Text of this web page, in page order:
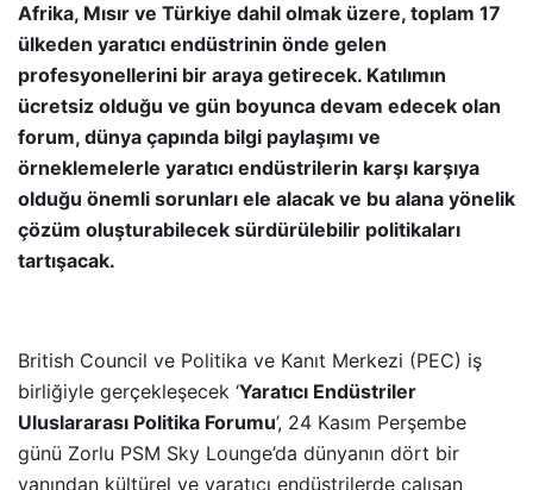
Afrika, Mısır ve Türkiye dahil olmak üzere, toplam 17
ülkeden yaratıcı endüstrinin önde gelen
profesyonellerini bir araya getirecek. Katılımın
ücretsiz olduğu ve gün boyunca devam edecek olan
forum, dünya çapında bilgi paylaşımı ve
örneklemelerle yaratıcı endüstrilerin karşı karşıya
olduğu önemli sorunları ele alacak ve bu alana yönelik
çözüm oluşturabilecek sürdürülebilir politikaları
tartışacak.
British Council ve Politika ve Kanıt Merkezi (PEC) iş
birliğiyle gerçekleşecek ‘Yaratıcı Endüstriler
Uluslararası Politika Forumu’, 24 Kasım Perşembe
günü Zorlu PSM Sky Lounge’da dünyanın dört bir
yanından kültürel ve yaratıcı endüstrilerde çalışan